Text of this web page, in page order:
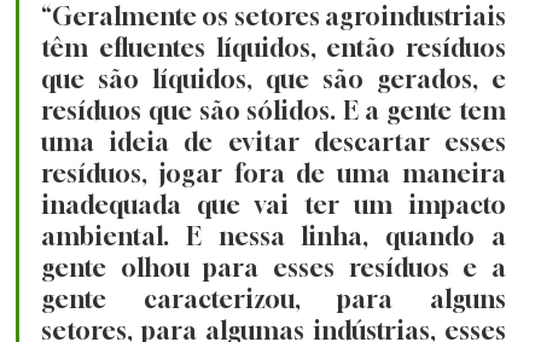
“Geralmente os setores agroindustriais
têm efluentes líquidos, então resíduos
que são líquidos, que são gerados, e
resíduos que são sólidos. E a gente tem
uma ideia de evitar descartar esses
resíduos, jogar fora de uma maneira
inadequada que vai ter um impacto
ambiental. E nessa linha, quando a
gente olhou para esses resíduos e a
gente caracterizou, para alguns
setores, para algumas indústrias, esses